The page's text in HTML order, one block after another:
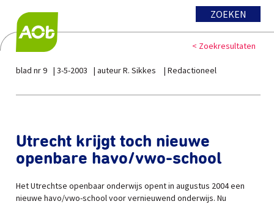
ZOEKEN
< Zoekresultaten
blad nr 9 3-5-2003 auteur R. Sikkes Redactioneel
Utrecht krijgt toch nieuwe
openbare havo/vwo-school
Het Utrechtse openbaar onderwijs opent in augustus 2004 een
nieuwe havo/vwo-school voor vernieuwend onderwijs. Nu